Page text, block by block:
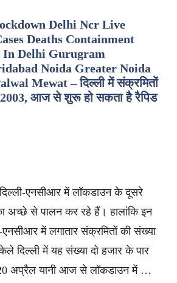
Delhi Ncr Live
Deaths Containment
In Delhi Gurugram
Noida Greater Noida
Mewat – दिल्ली में संक्रमितों
आज से शुरू हो सकता है रैपिड
एनसीआर में लॉकडाउन के दूसरे
अच्छे से पालन कर रहे हैं। हालांकि इन
में लगातार संक्रमितों की संख्या
दिल्ली में यह संख्या दो हजार के पार
अप्रैल यानी आज से लॉकडाउन में …